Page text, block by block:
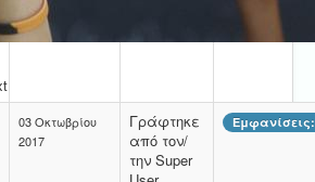
03 Οκτωβρίου
2017
Γράφτηκε
από τον/
την Super
Εμφανίσεις: